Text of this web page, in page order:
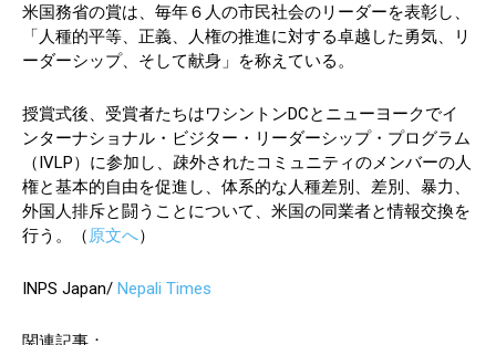
米国務省の賞は、毎年６人の市民社会のリーダーを表彰し、
「人種的平等、正義、人権の推進に対する卓越した勇気、リ
ーダーシップ、そして献身」を称えている。
授賞式後、受賞者たちはワシントンDCとニューヨークでイ
ンターナショナル・ビジター・リーダーシップ・プログラム
（IVLP）に参加し、疎外されたコミュニティのメンバーの人
権と基本的自由を促進し、体系的な人種差別、差別、暴力、
外国人排斥と闘うことについて、米国の同業者と情報交換を
行う。（原文へ）
INPS Japan/ Nepali Times